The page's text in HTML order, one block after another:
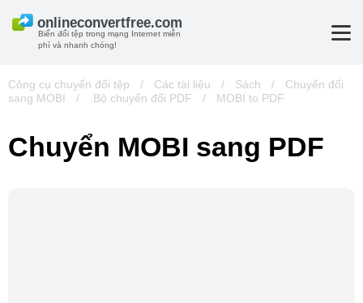
Biến đổi tệp trong mạng Internet miễn
phí và nhanh chóng!
Công cụ chuyển đổi tệp / Các tài liệu / Sách /
Chuyển đổi
sang MOBI
/ .Bộ chuyển đổi PDF / MOBI to PDF
Chuyển MOBI sang PDF